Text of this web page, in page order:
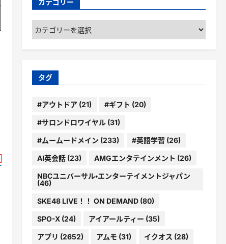
カテゴリー
カ
テ
ゴ
ー
タグ
#アウトドア(21) #ギフト (20)
#サロンドロワイヤル(31)
#ムームードメイン (233) #英語学習 (26)
AI英会話(23) AMGエンタテインメント (26)
NBCユニバーサル・エンターテイメントジャパン
(46)
SKE48 LIVE！！ ON DEMAND(80)
SPO-X(24) アイアールティー (35)
アプリ (2652) アムモ (31) イクオス (28)